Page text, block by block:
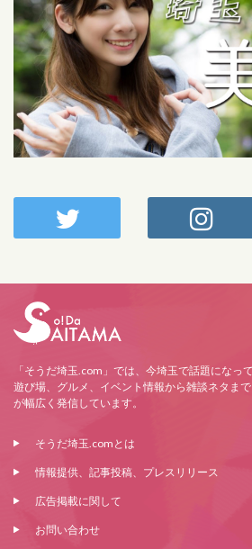
「そうだ埼玉.com」では、今埼玉で話題になっ
遊び場、グルメ、イベント情報から雑談ネタま
が幅広く発信しています。
そうだ埼玉.comとは
情報提供、記事投稿、プレスリリース
広告掲載に関して
お問い合わせ